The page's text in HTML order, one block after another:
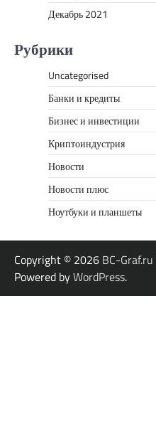
Декабрь 2021
Рубрики
Uncategorised
Банки и кредиты
Бизнес и инвестиции
Криптоиндустрия
Новости
Новости плюс
Ноутбуки и планшеты
Copyright © 2026 BC-Graf.ru
Powered byWordPress.